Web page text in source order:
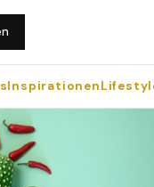
Inspirationen